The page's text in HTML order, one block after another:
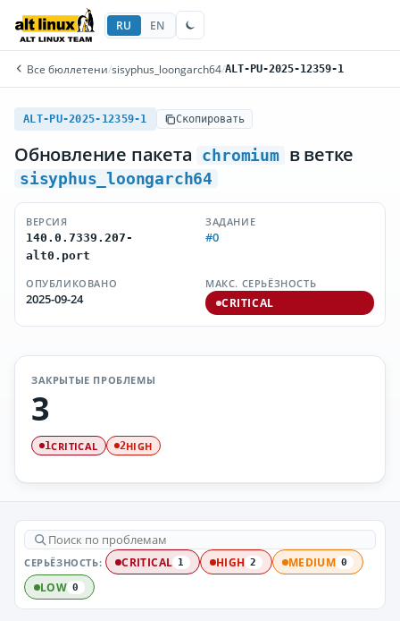
RU EN
Все бюллетени/sisyphus_loongarch64/ALT-PU-2025-12359-1
ALT-PU-2025-12359-1 Скопировать
Обновление пакета chromium в ветке
sisyphus_loongarch64
ВЕРСИЯ
140.0.7339.207-
alt0.port
ЗАДАНИЕ
#0
ОПУБЛИКОВАНО
2025-09-24
МАКС. СЕРЬЁЗНОСТЬ
CRITICAL
ЗАКРЫТЫЕ ПРОБЛЕМЫ
3
1CRITICAL 2HIGH
СЕРЬЁЗНОСТЬ: CRITICAL 1 HIGH 2 MEDIUM 0
LOW 0